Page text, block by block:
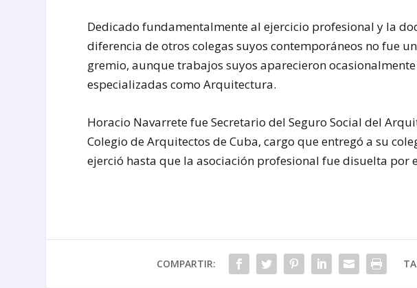
Dedicado fundamentalmente al ejercicio profesional y la
diferencia de otros colegas suyos contemporáneos no fue
gremio, aunque trabajos suyos aparecieron
especializadas como Arquitectura.
Horacio Navarrete fue Secretario del Seguro Social del
Colegio de Arquitectos de Cuba, cargo que entregó a su
ejerció hasta que la asociación profesional fue disuelta por
COMPARTIR: